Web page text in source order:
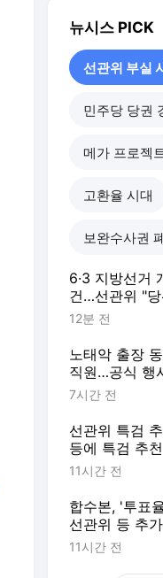
뉴시스 PICK
선관위 부실
민주당 당권
메가 프로젝
고환율 시대
보완수사권
6·3 지방선거
건…선관위 "
영향 없어"
12분 전
노태악 출장
직원…공식 행
우자 수행
7시간 전
선관위 특검
등에 특검 추
에 후보 논의
11시간 전
합수본, '투표
선관위 등 추
발송자 입건(종
11시간 전